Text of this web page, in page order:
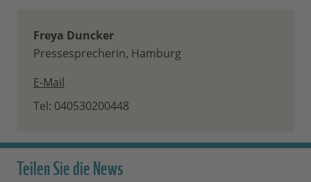
Freya Duncker
Pressesprecherin, Hamburg
E-Mail
Tel: 040530200448
Teilen Sie die News